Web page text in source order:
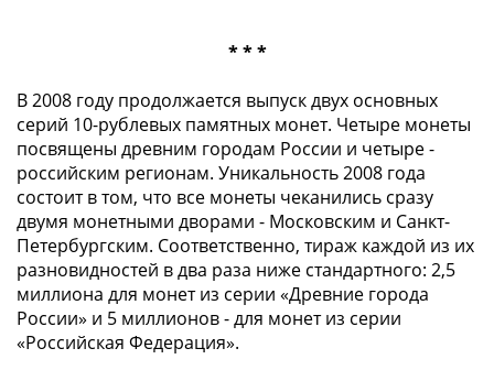
* * *
В 2008 году продолжается выпуск двух основных
серий 10-рублевых памятных монет. Четыре монеты
посвящены древним городам России и четыре -
российским регионам. Уникальность 2008 года
состоит в том, что все монеты чеканились сразу
двумя монетными дворами - Московским и Санкт-
Петербургским. Соответственно, тираж каждой из их
разновидностей в два раза ниже стандартного: 2,5
миллиона для монет из серии «Древние города
России» и 5 миллионов - для монет из серии
«Российская Федерация».